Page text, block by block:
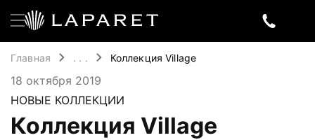
Главная . . . Коллекция Village
18 октября 2019
НОВЫЕ КОЛЛЕКЦИИ
Коллекция Village